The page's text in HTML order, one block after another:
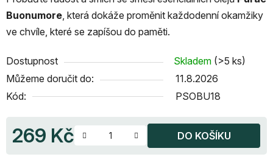
Buonumore , která dokáže proměnit každodenní okamžiky
ve chvíle, které se zapíšou do paměti.
Dostupnost Skladem (>5 ks)
Můžeme doručit do:
11.8.2026
Kód:
PSOBU18
269 Kč DO KOŠÍKU